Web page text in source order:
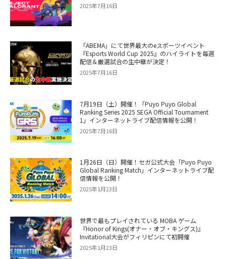
2025年7月16日
「ABEMA」にて世界最大のeスポーツイベント
『Esports World Cup 2025』のハイライトを毎週
配信＆厳選試合の生中継が決定！
2025年7月16日
7月19日（土）開催！「Puyo Puyo Global
Ranking Series 2025 SEGA Official Tournament
1」インターネットライブ配信情報を公開！
2025年7月16日
1月26日（日）開催！セガ公式大会「Puyo Puyo
Global Ranking Match」インターネットライブ配
信情報を公開！
2025年1月23日
世界で最もプレイされている MOBA ゲーム
『Honor of Kings(オナー・オブ・キングス)』
Invitational大会がフィリピンにて初開催
2025年1月23日